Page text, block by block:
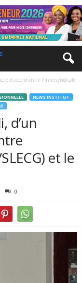
d’accord entre l’intersyndicale
NEWS INSTITUT
d’un
et le
0